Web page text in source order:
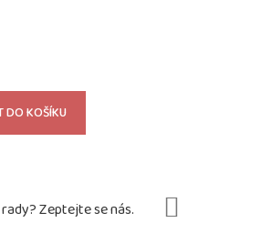
DO KOŠÍKU